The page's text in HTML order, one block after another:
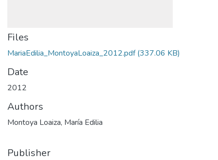
Files
MariaEdilia_MontoyaLoaiza_2012.pdf(337.06 KB)
Date
2012
Authors
Montoya Loaiza, María Edilia
Publisher